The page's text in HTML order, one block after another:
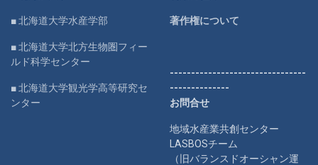
■ 北海道大学水産学部
■ 北海道大学北方生物圏フィー
ルド科学センター
■ 北海道大学観光学高等研究セ
ンター
著作権について
--------------------------------
--------------
お問合せ
地域水産業共創センター
LASBOSチーム
（旧バランスドオーシャン運